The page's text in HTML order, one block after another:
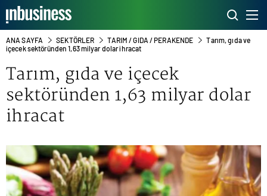
ANA SAYFA SEKTÖRLER TARIM / GIDA / PERAKENDE
Tarım, gıda ve
içecek sektöründen 1,63 milyar dolar ihracat
Tarım, gıda ve içecek
sektöründen 1,63 milyar dolar
ihracat